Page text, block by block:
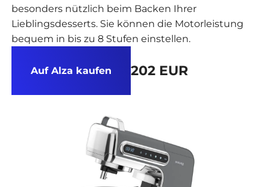
besonders nützlich beim Backen Ihrer
Lieblingsdesserts. Sie können die Motorleistung
bequem in bis zu 8 Stufen einstellen.
Auf Alza kaufen 202 EUR